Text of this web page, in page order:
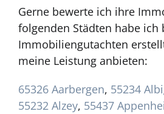
Gerne bewerte ich ihre
folgenden Städten habe ich
Immobiliengutachten
meine Leistung anbieten:
65326 Aarbergen, 55234
55232 Alzey, 55437